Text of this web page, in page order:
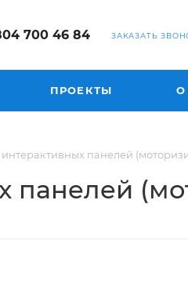
700 46 84 ЗАКАЗАТЬ
ПРОЕКТЫ О
интерактивных панелей
панелей